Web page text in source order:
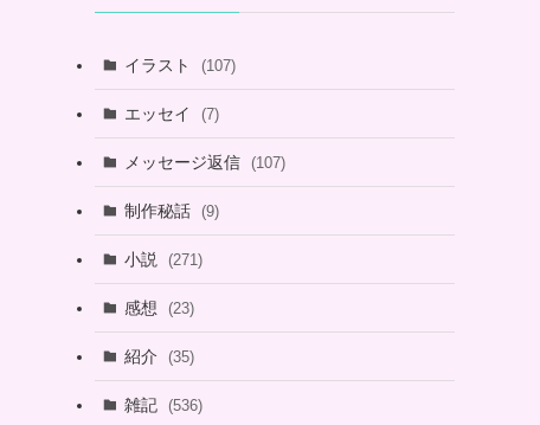
イラスト (107)
エッセイ (7)
メッセージ返信 (107)
制作秘話 (9)
小説 (271)
感想 (23)
紹介 (35)
雑記 (536)